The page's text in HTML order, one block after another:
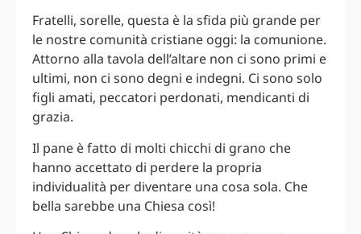
Fratelli, sorelle, questa è la sfida più grande per
le nostre comunità cristiane oggi: la comunione.
Attorno alla tavola dell’altare non ci sono primi e
ultimi, non ci sono degni e indegni. Ci sono solo
figli amati, peccatori perdonati, mendicanti di
grazia.
Il pane è fatto di molti chicchi di grano che
hanno accettato di perdere la propria
individualità per diventare una cosa sola. Che
bella sarebbe una Chiesa così!